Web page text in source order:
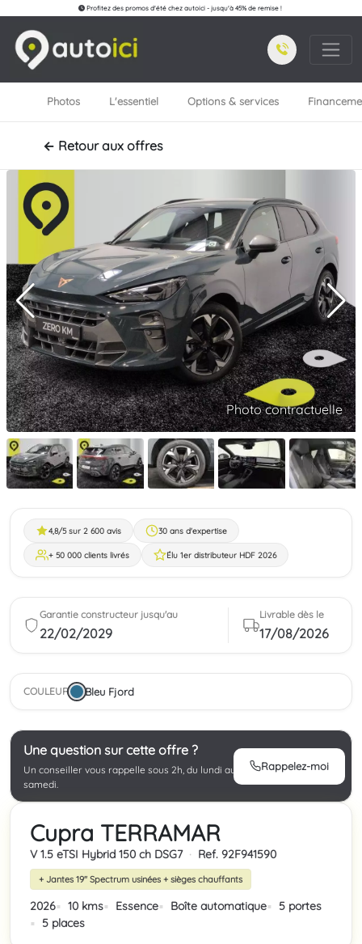
Profitez des promos d'été chez autoici - jusqu'à 45% de remise !
Photos L'essentiel Options & services
← Retour aux offres
Photo contractuelle
4,8/5 sur 2 600 avis 30 ans d'expertise
+ 50 000 clients livrés Élu 1er distributeur HDF 2026
Garantie constructeur jusqu'au
22/02/2029
Livrable dès le
17/08/2026
COULEUR Bleu Fjord
Une question sur cette offre ?
Un conseiller vous rappelle sous 2h, du lundi au
samedi.
Rappelez-moi
Cupra TERRAMAR
V 1.5 eTSI Hybrid 150 ch DSG7 · Ref. 92F941590
+ Jantes 19'' Spectrum usinées + sièges chauffants
2026 10 kms Essence Boîte automatique
5 portes
5 places